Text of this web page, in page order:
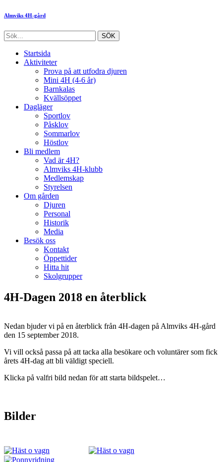
Almviks 4H-gård
Startsida
Aktiviteter
Prova på att utfodra djuren
Mini 4H (4-6 år)
Barnkalas
Kvällsöppet
Dagläger
Sportlov
Påsklov
Sommarlov
Höstlov
Bli medlem
Vad är 4H?
Almviks 4H-klubb
Medlemskap
Styrelsen
Om gården
Djuren
Personal
Historik
Media
Besök oss
Kontakt
Öppettider
Hitta hit
Skolgrupper
4H-Dagen 2018 en återblick
Nedan bjuder vi på en återblick från 4H-dagen på Almviks 4H-gård
den 15 september 2018.
Vi vill också passa på att tacka alla besökare och voluntärer som fick
årets 4H-dag att bli väldigt speciell.
Klicka på valfri bild nedan för att starta bildspelet…
Bilder